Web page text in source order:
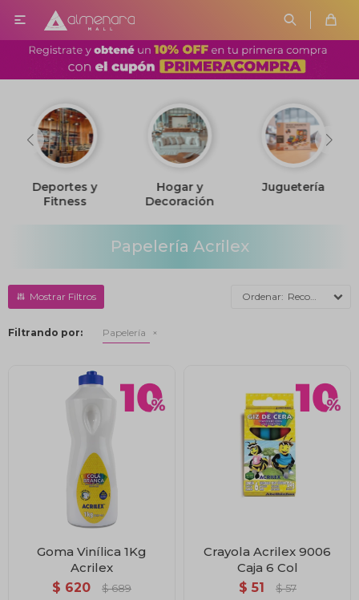

Deportes y
Fitness
Hogar y
Decoración
Juguetería
Papelería Acrilex
Recomendados
Filtrando por: Papelería
Goma Vinílica 1Kg
Acrilex
$ 620 $ 689
Crayola Acrilex 9006
Caja 6 Col
$ 51 $ 57